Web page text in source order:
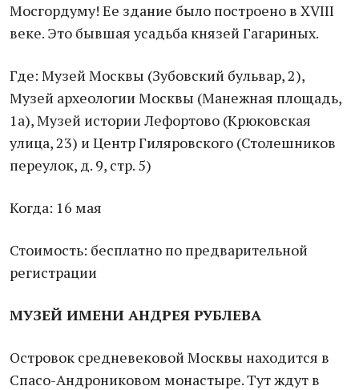
Мосгордуму! Ее здание было построено в XVIII
веке. Это бывшая усадьба князей Гагариных.
Где: Музей Москвы (Зубовский бульвар, 2),
Музей археологии Москвы (Манежная площадь,
1а), Музей истории Лефортово (Крюковская
улица, 23) и Центр Гиляровского (Столешников
переулок, д. 9, стр. 5)
Когда: 16 мая
Стоимость: бесплатно по предварительной
регистрации
МУЗЕЙ ИМЕНИ АНДРЕЯ РУБЛЕВА
Островок средневековой Москвы находится в
Спасо-Андрониковом монастыре. Тут ждут в